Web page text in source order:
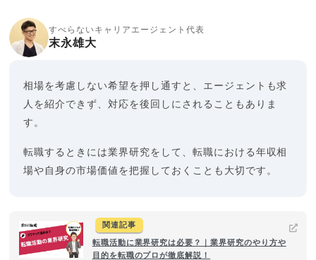
すべらないキャリアエージェント代表
末永雄大
相場を考慮しない希望を押し通すと、エージェントも求
人を紹介できず、対応を後回しにされることもありま
す。
転職するときには業界研究をして、転職における年収相
場や自身の市場価値を把握しておくことも大切です。
関連記事
転職活動に業界研究は必要？｜業界研究のやり方や
目的を転職のプロが徹底解説！